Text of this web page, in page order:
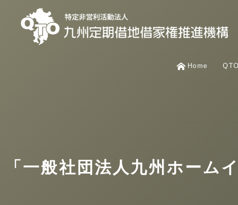
Home
「一般社団法人九州ホーム